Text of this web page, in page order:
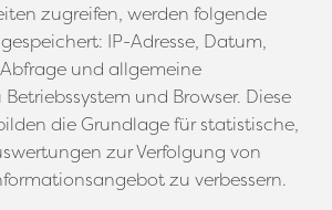
zugreifen, werden folgende
IP-Adresse, Datum,
und allgemeine
und Browser. Diese
die Grundlage für statistische,
zur Verfolgung von
zu verbessern.